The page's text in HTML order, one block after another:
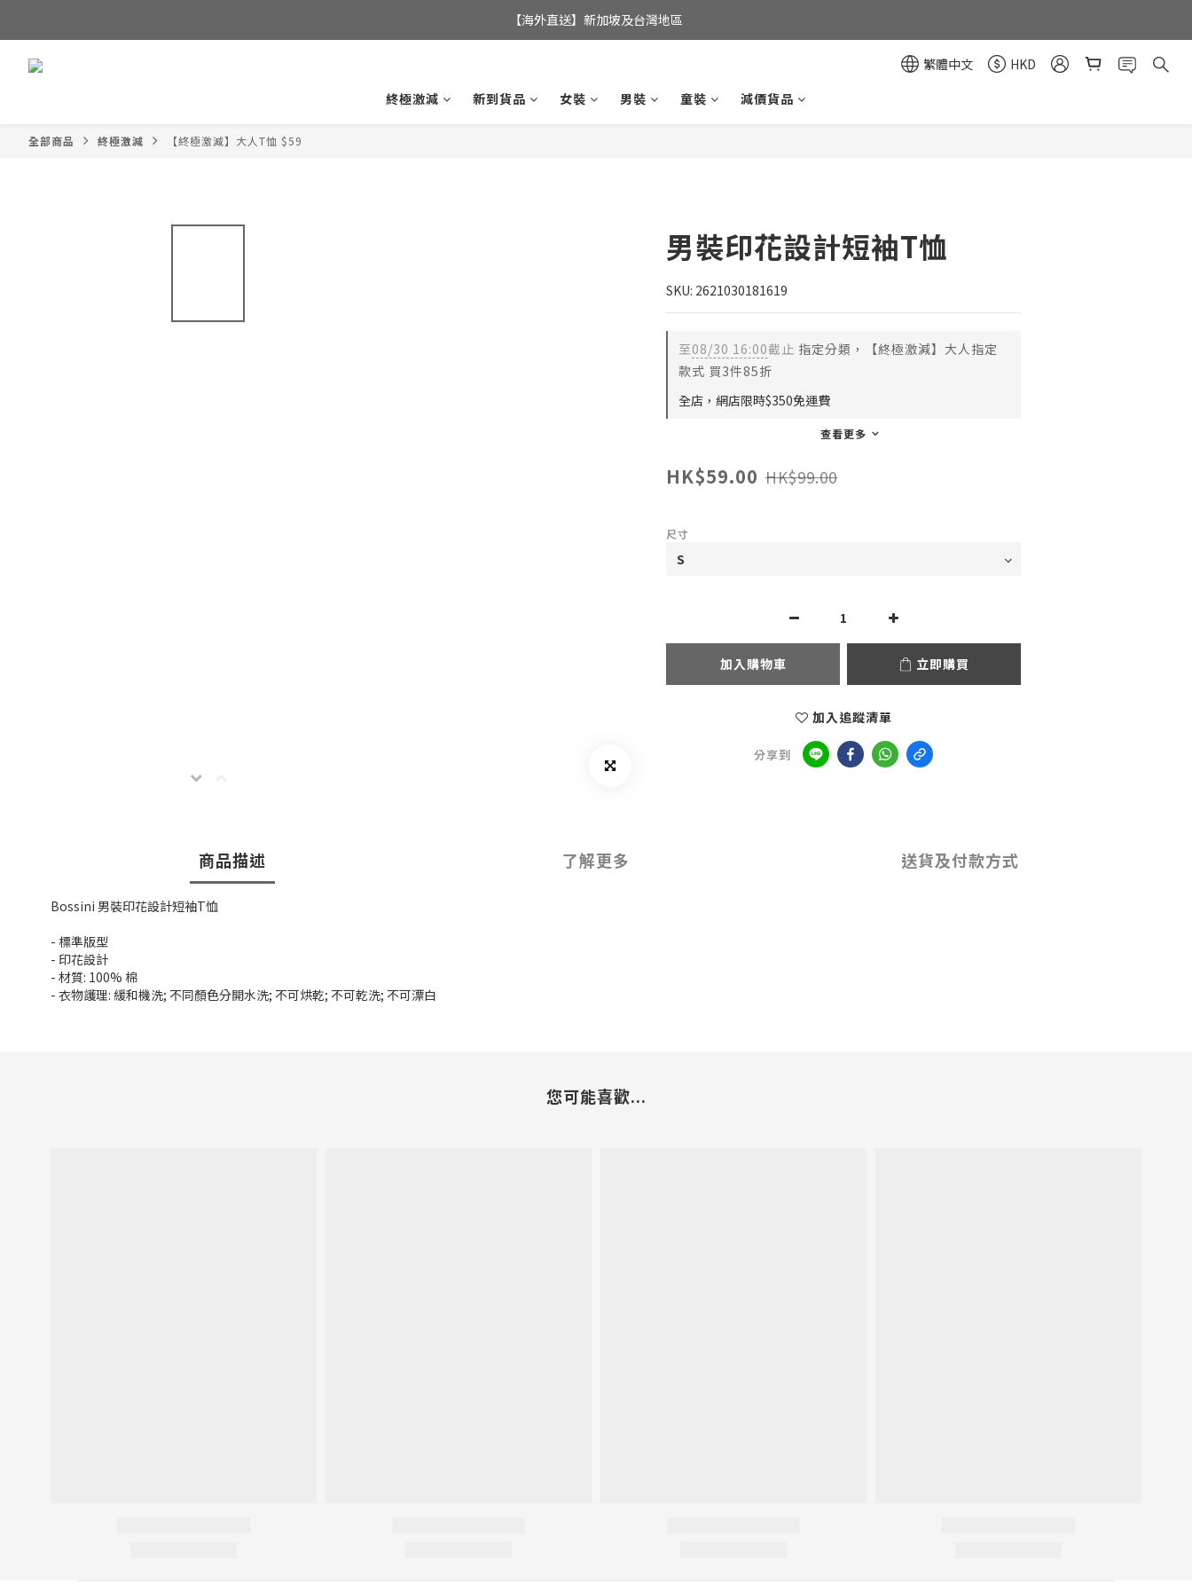
全店滿$350，即可享港澳地區免運費;
【海外直送】新加坡及台灣地區
繁體中文
HKD
終極激減
新到貨品 女裝 男裝 童裝 減價貨品
全部商品 終極激減 【終極激減】大人T恤 $59
男裝印花設計短袖T恤
SKU: 2621030181619
至08/30 16:00截止 指定分類，【終極激減】大人指定
款式 買3件85折
全店，網店限時$350免運費
查看更多
HK$59.00 HK$99.00
尺寸
加入購物車 立即購買
加入追蹤清單
分享到
商品描述 了解更多 送貨及付款方式
Bossini 男裝印花設計短袖T恤
- 標準版型
- 印花設計
- 材質: 100% 棉
- 衣物護理: 緩和機洗; 不同顏色分開水洗; 不可烘乾; 不可乾洗; 不可漂白
您可能喜歡...